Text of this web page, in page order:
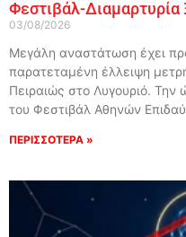
Φεστιβάλ-Διαμαρτυρία
03/08/2026
Μεγάλη αναστάτωση έχει
παρατεταμένη έλλειψη
Πειραιώς στο Λυγουριό.
του Φεστιβάλ Αθηνών
ΠΕΡΙΣΣΟΤΕΡΑ »